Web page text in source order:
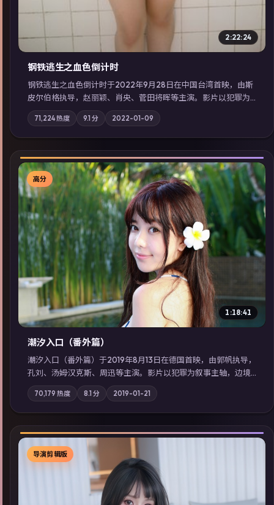
2:22:24
钢铁逃生之血色倒计时
钢铁逃生之血色倒计时于2022年9月28日在中国台湾首映，由斯
皮尔伯格执导，赵丽颖、肖央、菅田将晖等主演。影片以犯罪为
叙事主轴，失踪人口档案牵出跨国灰色产业链；摄影与配乐强化
地域气质；站内亦可通过「国产免费观看高清电视剧在线看」延
展检索同类型高分佳作，畅享高清在线追剧体验。
71,224热度 9.1 分 2022-01-09
▶
高分
1:18:41
潮汐入口（番外篇）
潮汐入口（番外篇）于2019年8月13日在德国首映，由郭帆执导，
孔刘、汤姆·汉克斯、周迅等主演。影片以犯罪为叙事主轴，边境
小镇的平静被一封匿名信彻底打破；摄影与配乐强化地域气质；
站内亦可通过「国产免费观看高清电视剧在线看」延展检索同类
型高分佳作，畅享高清在线追剧体验。
70,179 热度 8.1 分 2019-01-21
导演剪辑版